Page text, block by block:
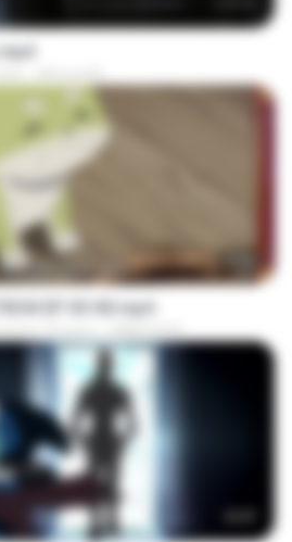
Ahmed A.
EP 03 HD.mp4
19 jours GAIKTSOS